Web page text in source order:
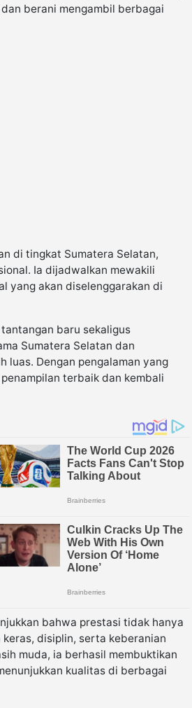
berani mengambil berbagai
di tingkat Sumatera Selatan,
Ia dijadwalkan mewakili
yang akan diselenggarakan di
baru sekaligus
Sumatera Selatan dan
luas. Dengan pengalaman yang
terbaik dan kembali
bahwa prestasi tidak hanya
disiplin, serta keberanian
muda, ia berhasil membuktikan
kualitas di berbagai